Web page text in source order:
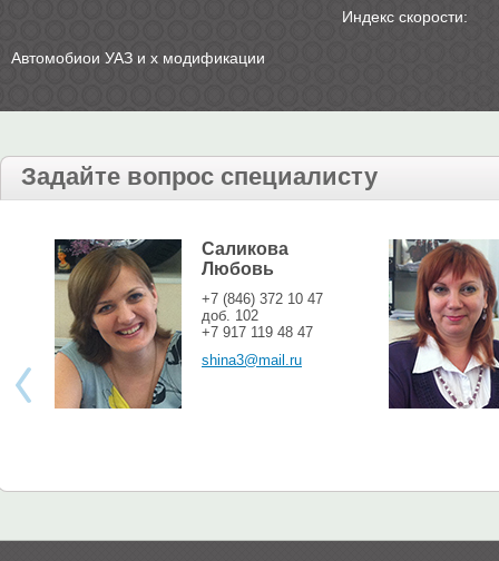
Индекс скорости:
Автомобиои УАЗ и х модификации
Задайте вопрос специалисту
Саликова
Любовь
+7 (846) 372 10 47
доб. 102
+7 917 119 48 47
shina3@mail.ru